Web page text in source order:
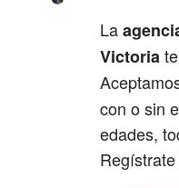
La
Victoria
con o sin
edades,
Regístrate